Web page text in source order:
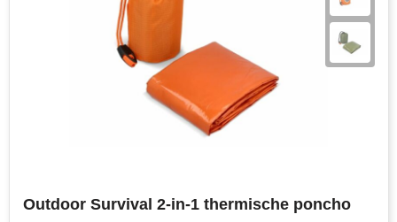
Outdoor Survival 2-in-1 thermische poncho